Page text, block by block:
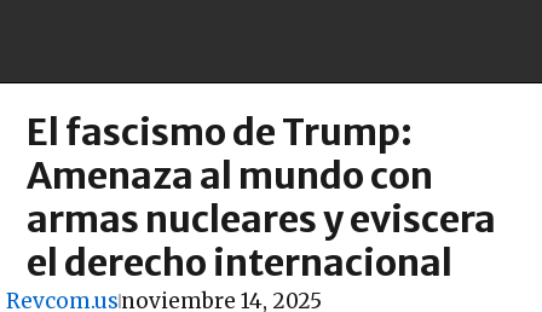
El fascismo de Trump:
Amenaza al mundo con
armas nucleares y eviscera
el derecho internacional
Revcom.usnoviembre 14, 2025